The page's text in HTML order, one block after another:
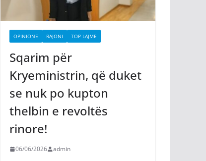
OPINIONE RAJONI TOP LAJME
Sqarim për
Kryeministrin, që duket
se nuk po kupton
thelbin e revoltës
rinore!
06/06/2026 admin